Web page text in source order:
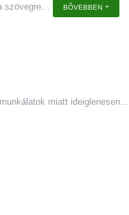
szövegre… BŐVEBBEN
miatt ideiglenesen…